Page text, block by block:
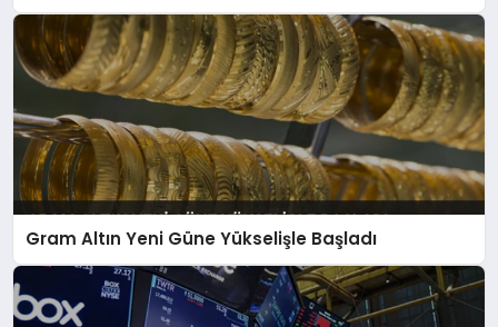
Gram Altın Yeni Güne Yükselişle Başladı